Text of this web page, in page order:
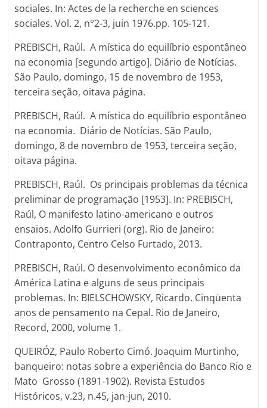
sociales. In: Actes de la recherche en sciences
sociales. Vol. 2, n°2-3, juin 1976.pp. 105-121.
PREBISCH, Raúl. A mística do equilíbrio espontâneo
na economia [segundo artigo]. Diário de Notícias.
São Paulo, domingo, 15 de novembro de 1953,
terceira seção, oitava página.
PREBISCH, Raúl. A mística do equilíbrio espontâneo
na economia. Diário de Notícias. São Paulo,
domingo, 8 de novembro de 1953, terceira seção,
oitava página.
PREBISCH, Raúl. Os principais problemas da técnica
preliminar de programação [1953]. In: PREBISCH,
Raúl, O manifesto latino-americano e outros
ensaios. Adolfo Gurrieri (org). Rio de Janeiro:
Contraponto, Centro Celso Furtado, 2013.
PREBISCH, Raúl. O desenvolvimento econômico da
América Latina e alguns de seus principais
problemas. In: BIELSCHOWSKY, Ricardo. Cinqüenta
anos de pensamento na Cepal. Rio de Janeiro,
Record, 2000, volume 1.
QUEIRÓZ, Paulo Roberto Cimó. Joaquim Murtinho,
banqueiro: notas sobre a experiência do Banco Rio e
Mato Grosso (1891-1902). Revista Estudos
Históricos, v.23, n.45, jan-jun, 2010.